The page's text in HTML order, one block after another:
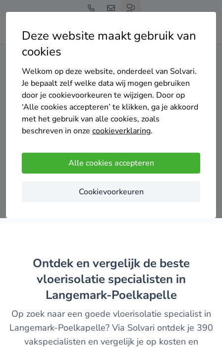
Deze website maakt gebruik van
cookies
Welkom op deze website, onderdeel van Solvari.
Je bepaalt zelf welke data wij mogen gebruiken
door je cookievoorkeuren te wijzigen. Door op
‘Alle cookies accepteren’ te klikken, ga je akkoord
met het gebruik van alle cookies, zoals
beschreven in onze cookieverklaring.
Alle cookies accepteren
Cookievoorkeuren
Home Vloerisolatie
Gratis en vrijblijvend
Top 20 vloerisolatie
specialisten in Langemark-
Poelkapelle
Vergelijk offertes
Ontdek en vergelijk de beste
vloerisolatie specialisten in
Langemark-Poelkapelle
Op zoek naar een goede vloerisolatie specialist in
Langemark-Poelkapelle? Via Solvari ontdek je 390
vakspecialisten en vergelijk je op kosten en